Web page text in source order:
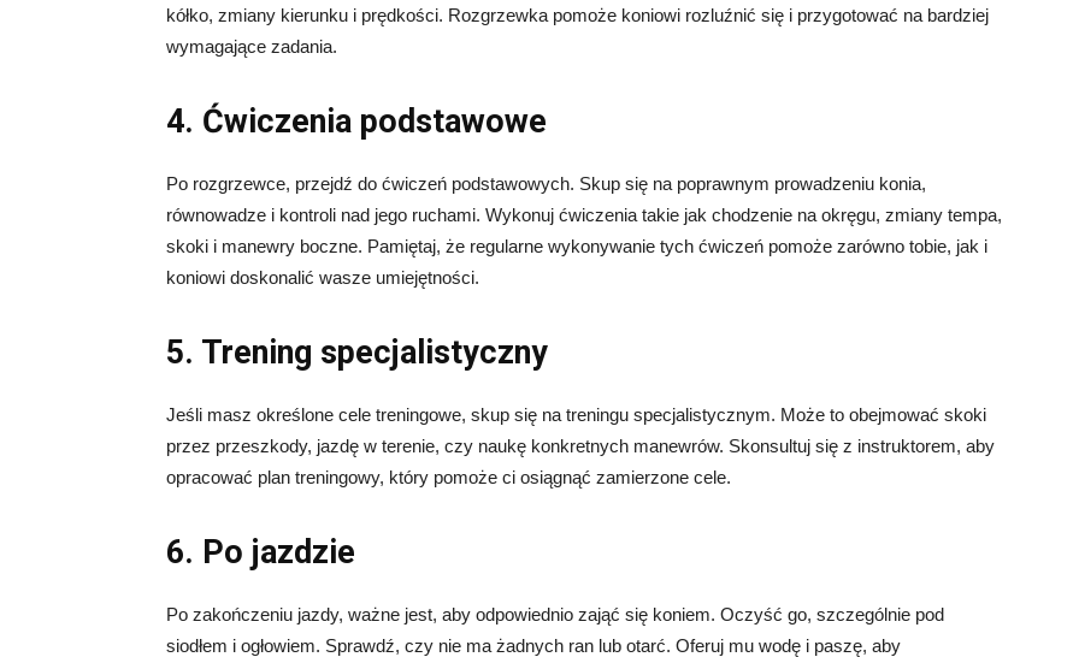
kółko, zmiany kierunku i prędkości. Rozgrzewka pomoże koniowi rozluźnić się i przygotować na bardziej
wymagające zadania.
4. Ćwiczenia podstawowe
Po rozgrzewce, przejdź do ćwiczeń podstawowych. Skup się na poprawnym prowadzeniu konia,
równowadze i kontroli nad jego ruchami. Wykonuj ćwiczenia takie jak chodzenie na okręgu, zmiany tempa,
skoki i manewry boczne. Pamiętaj, że regularne wykonywanie tych ćwiczeń pomoże zarówno tobie, jak i
koniowi doskonalić wasze umiejętności.
5. Trening specjalistyczny
Jeśli masz określone cele treningowe, skup się na treningu specjalistycznym. Może to obejmować skoki
przez przeszkody, jazdę w terenie, czy naukę konkretnych manewrów. Skonsultuj się z instruktorem, aby
opracować plan treningowy, który pomoże ci osiągnąć zamierzone cele.
6. Po jazdzie
Po zakończeniu jazdy, ważne jest, aby odpowiednio zająć się koniem. Oczyść go, szczególnie pod
siodłem i ogłowiem. Sprawdź, czy nie ma żadnych ran lub otarć. Oferuj mu wodę i paszę, aby